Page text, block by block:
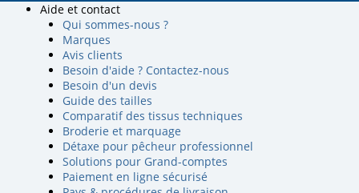
Aide et contact
Qui sommes-nous ?
Marques
Avis clients
Besoin d'aide ? Contactez-nous
Besoin d'un devis
Guide des tailles
Comparatif des tissus techniques
Broderie et marquage
Détaxe pour pêcheur professionnel
Solutions pour Grand-comptes
Paiement en ligne sécurisé